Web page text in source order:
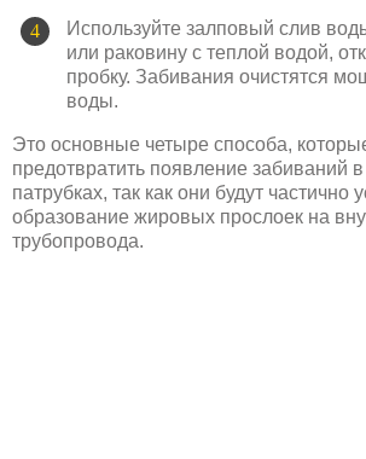
Используйте залповый слив
или раковину с теплой водой,
пробку. Забивания очистятся
воды.
Это основные четыре способа,
предотвратить появление забиваний
патрубках, так как они будут частично
образование жировых прослоек на
трубопровода.